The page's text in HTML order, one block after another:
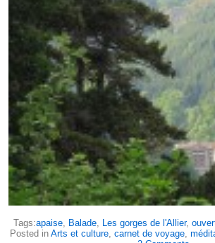
Tags:apaise Balade Les gorges de l'Allier,
Posted in Arts et culture, carnet de voyage,